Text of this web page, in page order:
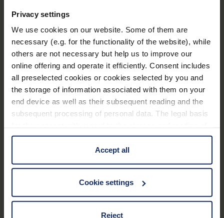
Privacy settings
We use cookies on our website. Some of them are
necessary (e.g. for the functionality of the website), while
others are not necessary but help us to improve our
online offering and operate it efficiently. Consent includes
all preselected cookies or cookies selected by you and
the storage of information associated with them on your
end device as well as their subsequent reading and the
subsequent processing of personal data. The legal basis
information is Art. 25 para. 1 TDDDG and with regard to
the processing of personal data Art. 6 para. 1 lit. a
GDPR. We also use cookies from third-party providers.
cases, the consent in these cases the transfer of data to
third countries, in particular to the U.S.A.
Accept all
Cookie settings
Reject
Le remplissage azote empêche l‘optique interne
de s‘embuer même en cas de variations
importantes d‘altitude et de température.
L‘oculaire pour porteurs de lunettes garantit un
champ visuel optimal, même en portant des
lunettes (de soleil).
Accessoires
Cordelette, cache de protection, étui à porter à la
ceinture.
Caractéristiques techniques
caractéristiques de base
Caractéristiques du verre
Données optiques